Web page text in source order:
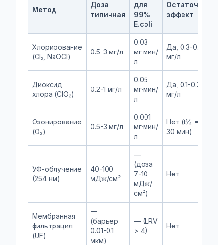
Метод
Доза
типичная
для
99%
E.coli
Остаточный
эффект
Хлорирование
(Cl₂, NaOCl)
0.5-3 мг/л
0.03
мг·мин/
л
Да, 0.3-0.5
мг/л
Диоксид
хлора (ClO₂)
0.2-1 мг/л
0.05
мг·мин/
л
Да, 0.1-0.3
мг/л
Озонирование
(O₃)
0.5-3 мг/л
0.001
мг·мин/
л
Нет (t½ = 15-
30 мин)
УФ-облучение
(254 нм)
40-100
мДж/см²
—
(доза
7-10
мДж/
см²)
Нет
Мембранная
фильтрация
(UF)
—
(барьер
0.01-0.1
мкм)
— (LRV
> 4)
Нет